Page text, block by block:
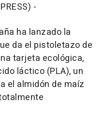
-
ha lanzado la
da el pistoletazo de
tarjeta ecológica,
láctico (PLA), un
el almidón de maíz